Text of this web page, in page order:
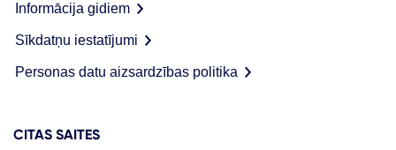
Informācija gidiem
Sīkdatņu iestatījumi
Personas datu aizsardzības politika
CITAS SAITES